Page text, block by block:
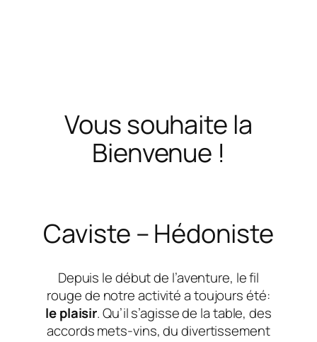
Vous souhaite la
Bienvenue !
Caviste – Hédoniste
Depuis le début de l’aventure, le fil
rouge de notre activité a toujours été:
le plaisir. Qu’il s’agisse de la table, des
accords mets-vins, du divertissement